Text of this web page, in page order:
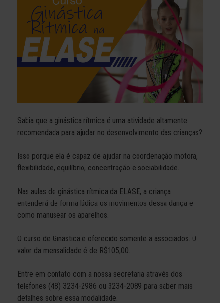
Sabia que a ginástica rítmica é uma atividade altamente
recomendada para ajudar no desenvolvimento das crianças?
Isso porque ela é capaz de ajudar na coordenação motora,
flexibilidade, equilíbrio, concentração e sociabilidade.
Nas aulas de ginástica rítmica da ELASE, a criança
entenderá de forma lúdica os movimentos dessa dança e
como manusear os aparelhos.
O curso de Ginástica é oferecido somente a associados. O
valor da mensalidade é de R$105,00.
Entre em contato com a nossa secretaria através dos
telefones (48) 3234-2986 ou 3234-2089 para saber mais
detalhes sobre essa modalidade.